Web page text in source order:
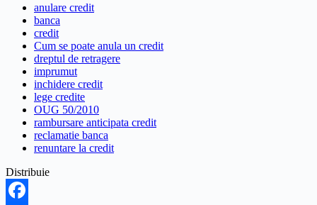
anulare credit
banca
credit
Cum se poate anula un credit
dreptul de retragere
imprumut
inchidere credit
lege credite
OUG 50/2010
rambursare anticipata credit
reclamatie banca
renuntare la credit
Distribuie